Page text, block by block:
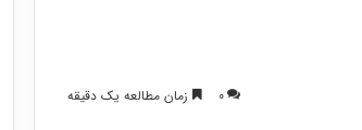
0 زمان مطالعه یک دقیقه